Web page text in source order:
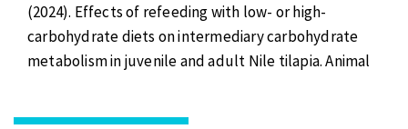
(2024). Effects of refeeding with low- or high-
carbohydrate diets on intermediary carbohydrate
metabolism in juvenile and adult Nile tilapia. Animal